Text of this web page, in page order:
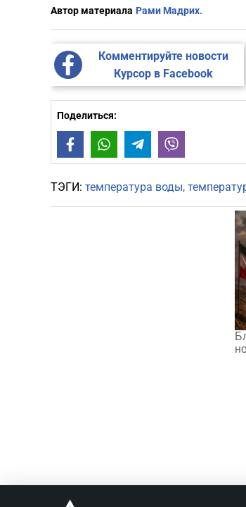
Автор материала Рами Мадрих.
Комментируйте новости
Курсор в Facebook
Поделиться:
FacebookWhatsAppTelegram
ТЭГИ: температура воды